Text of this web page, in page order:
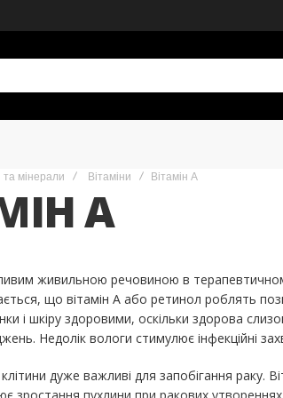
та мінерали Вітаміни Вітамін А
А
живильною речовиною в
що вітамін А або ретинол роблять
і шкіру здоровими, оскільки здорова
Недолік вологи стимулює інфекційні
дуже важливі для запобігання раку.